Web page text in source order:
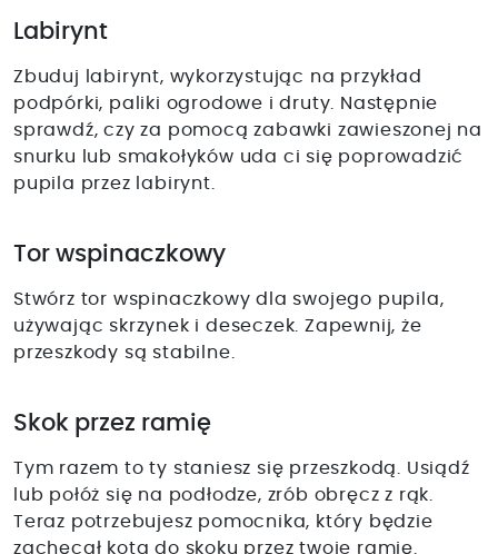
Labirynt
Zbuduj labirynt, wykorzystując na przykład
podpórki, paliki ogrodowe i druty. Następnie
sprawdź, czy za pomocą zabawki zawieszonej na
snurku lub smakołyków uda ci się poprowadzić
pupila przez labirynt.
Tor wspinaczkowy
Stwórz tor wspinaczkowy dla swojego pupila,
używając skrzynek i deseczek. Zapewnij, że
przeszkody są stabilne.
Skok przez ramię
Tym razem to ty staniesz się przeszkodą. Usiądź
lub połóż się na podłodze, zrób obręcz z rąk.
Teraz potrzebujesz pomocnika, który będzie
zachęcał kota do skoku przez twoje ramię.